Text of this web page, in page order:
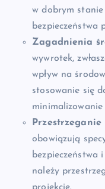
w dobrym
bezpieczeństwa
Zagadnienia
wywrotek,
wpływ na
stosowanie się
Przestrzeganie
obowiązują
bezpieczeństwa
należy